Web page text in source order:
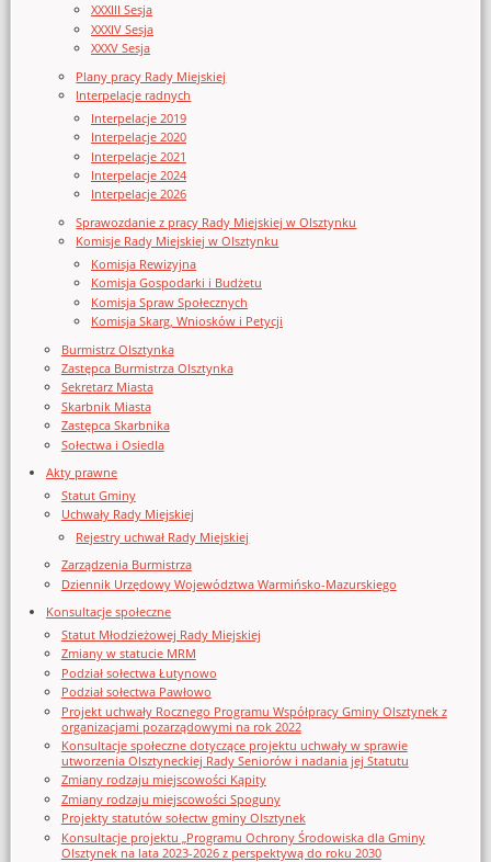
XXXIII Sesja
XXXIV Sesja
XXXV Sesja
Plany pracy Rady Miejskiej
Interpelacje radnych
Interpelacje 2019
Interpelacje 2020
Interpelacje 2021
Interpelacje 2024
Interpelacje 2026
Sprawozdanie z pracy Rady Miejskiej w Olsztynku
Komisje Rady Miejskiej w Olsztynku
Komisja Rewizyjna
Komisja Gospodarki i Budżetu
Komisja Spraw Społecznych
Komisja Skarg, Wniosków i Petycji
Burmistrz Olsztynka
Zastępca Burmistrza Olsztynka
Sekretarz Miasta
Skarbnik Miasta
Zastępca Skarbnika
Sołectwa i Osiedla
Akty prawne
Statut Gminy
Uchwały Rady Miejskiej
Rejestry uchwał Rady Miejskiej
Zarządzenia Burmistrza
Dziennik Urzędowy Województwa Warmińsko-Mazurskiego
Konsultacje społeczne
Statut Młodzieżowej Rady Miejskiej
Zmiany w statucie MRM
Podział sołectwa Łutynowo
Podział sołectwa Pawłowo
Projekt uchwały Rocznego Programu Współpracy Gminy Olsztynek z
organizacjami pozarządowymi na rok 2022
Konsultacje społeczne dotyczące projektu uchwały w sprawie
utworzenia Olsztyneckiej Rady Seniorów i nadania jej Statutu
Zmiany rodzaju miejscowości Kąpity
Zmiany rodzaju miejscowości Spoguny
Projekty statutów sołectw gminy Olsztynek
Konsultacje projektu „Programu Ochrony Środowiska dla Gminy
Olsztynek na lata 2023-2026 z perspektywą do roku 2030